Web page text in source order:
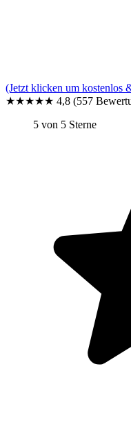
(Jetzt klicken um kostenlos
★★★★★ 4,8 (557
5 von 5 Sterne